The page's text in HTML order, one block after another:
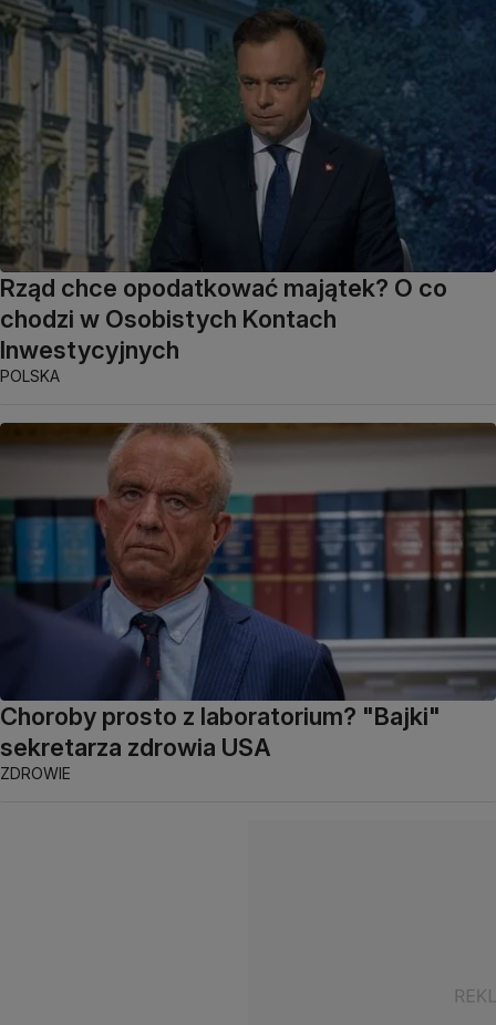
Rząd chce opodatkować majątek? O co
chodzi w Osobistych Kontach
Inwestycyjnych
POLSKA
Choroby prosto z laboratorium? "Bajki"
sekretarza zdrowia USA
ZDROWIE